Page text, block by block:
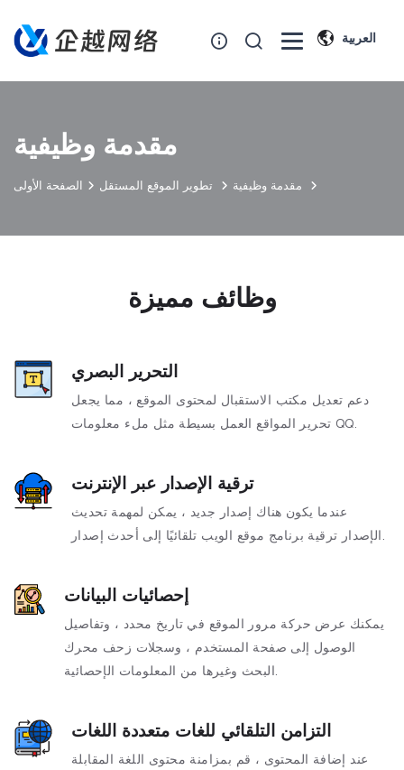
العربية
مقدمة وظيفية
الصفحة الأولى تطوير الموقع المستقل مقدمة وظيفية
وظائف مميزة
التحرير البصري
دعم تعديل مكتب الاستقبال لمحتوى الموقع ، مما يجعل
تحرير المواقع العمل بسيطة مثل ملء معلومات QQ.
ترقية الإصدار عبر الإنترنت
عندما يكون هناك إصدار جديد ، يمكن لمهمة تحديث
الإصدار ترقية برنامج موقع الويب تلقائيًا إلى أحدث إصدار.
إحصائيات البيانات
يمكنك عرض حركة مرور الموقع في تاريخ محدد ، وتفاصيل
الوصول إلى صفحة المستخدم ، وسجلات زحف محرك
البحث وغيرها من المعلومات الإحصائية.
التزامن التلقائي للغات متعددة اللغات
عند إضافة المحتوى ، قم بمزامنة محتوى اللغة المقابلة